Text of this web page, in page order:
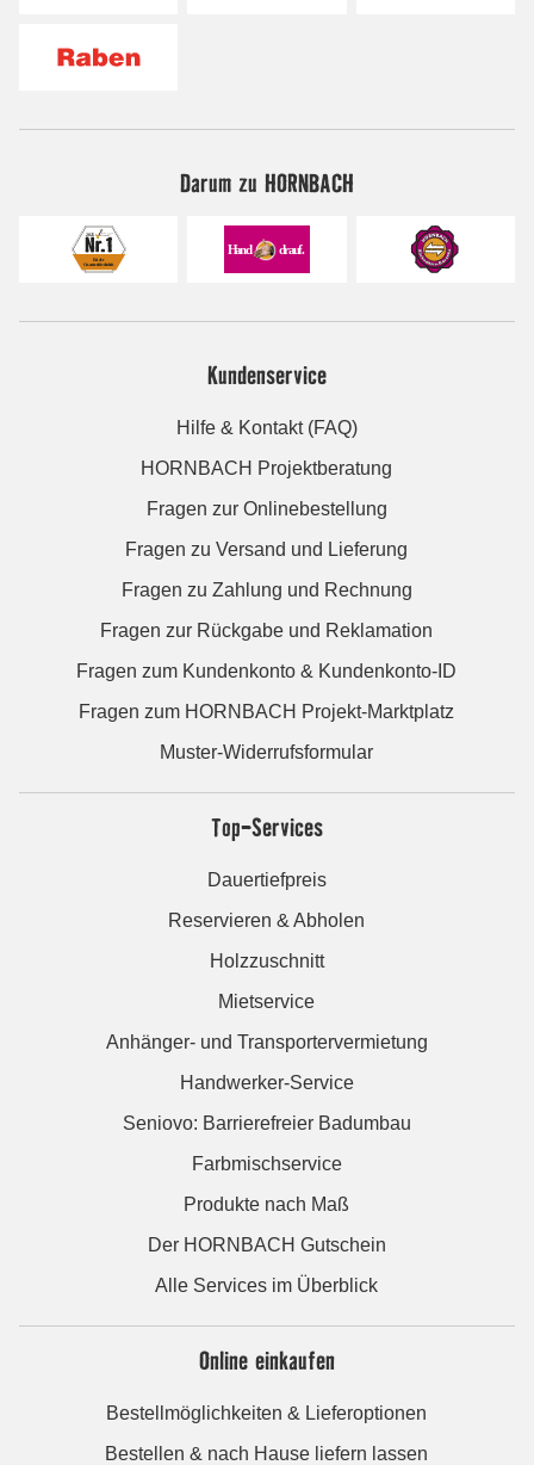
Darum zu HORNBACH
Kundenservice
Hilfe & Kontakt (FAQ)
HORNBACH Projektberatung
Fragen zur Onlinebestellung
Fragen zu Versand und Lieferung
Fragen zu Zahlung und Rechnung
Fragen zur Rückgabe und Reklamation
Fragen zum Kundenkonto & Kundenkonto-ID
Fragen zum HORNBACH Projekt-Marktplatz
Muster-Widerrufsformular
Top-Services
Dauertiefpreis
Reservieren & Abholen
Holzzuschnitt
Mietservice
Anhänger- und Transportervermietung
Handwerker-Service
Seniovo: Barrierefreier Badumbau
Farbmischservice
Produkte nach Maß
Der HORNBACH Gutschein
Alle Services im Überblick
Online einkaufen
Bestellmöglichkeiten & Lieferoptionen
Bestellen & nach Hause liefern lassen